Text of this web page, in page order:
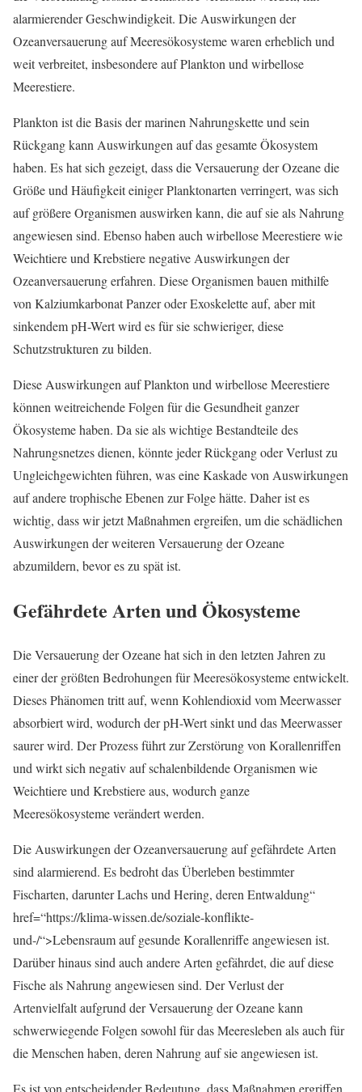
alarmierender Geschwindigkeit. Die Auswirkungen der
Ozeanversauerung auf Meeresökosysteme waren erheblich und
weit verbreitet, insbesondere auf Plankton und wirbellose
Meerestiere.
Plankton ist die Basis der marinen Nahrungskette und sein
Rückgang kann Auswirkungen auf das gesamte Ökosystem
haben. Es hat sich gezeigt, dass die Versauerung der Ozeane die
Größe und Häufigkeit einiger Planktonarten verringert, was sich
auf größere Organismen auswirken kann, die auf sie als Nahrung
angewiesen sind. Ebenso haben auch wirbellose Meerestiere wie
Weichtiere und Krebstiere negative Auswirkungen der
Ozeanversauerung erfahren. Diese Organismen bauen mithilfe
von Kalziumkarbonat Panzer oder Exoskelette auf, aber mit
sinkendem pH-Wert wird es für sie schwieriger, diese
Schutzstrukturen zu bilden.
Diese Auswirkungen auf Plankton und wirbellose Meerestiere
können weitreichende Folgen für die Gesundheit ganzer
Ökosysteme haben. Da sie als wichtige Bestandteile des
Nahrungsnetzes dienen, könnte jeder Rückgang oder Verlust zu
Ungleichgewichten führen, was eine Kaskade von Auswirkungen
auf andere trophische Ebenen zur Folge hätte. Daher ist es
wichtig, dass wir jetzt Maßnahmen ergreifen, um die schädlichen
Auswirkungen der weiteren Versauerung der Ozeane
abzumildern, bevor es zu spät ist.
Gefährdete Arten und Ökosysteme
Die Versauerung der Ozeane hat sich in den letzten Jahren zu
einer der größten Bedrohungen für Meeresökosysteme entwickelt.
Dieses Phänomen tritt auf, wenn Kohlendioxid vom Meerwasser
absorbiert wird, wodurch der pH-Wert sinkt und das Meerwasser
saurer wird. Der Prozess führt zur Zerstörung von Korallenriffen
und wirkt sich negativ auf schalenbildende Organismen wie
Weichtiere und Krebstiere aus, wodurch ganze
Meeresökosysteme verändert werden.
Die Auswirkungen der Ozeanversauerung auf gefährdete Arten
sind alarmierend. Es bedroht das Überleben bestimmter
Fischarten, darunter Lachs und Hering, deren Entwaldung“
href=“https://klima-wissen.de/soziale-konflikte-
und-/“>Lebensraum auf gesunde Korallenriffe angewiesen ist.
Darüber hinaus sind auch andere Arten gefährdet, die auf diese
Fische als Nahrung angewiesen sind. Der Verlust der
Artenvielfalt aufgrund der Versauerung der Ozeane kann
schwerwiegende Folgen sowohl für das Meeresleben als auch für
die Menschen haben, deren Nahrung auf sie angewiesen ist.
Es ist von entscheidender Bedeutung, dass Maßnahmen ergriffen